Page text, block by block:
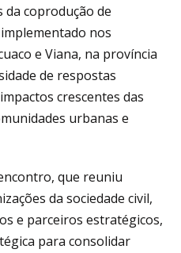
da coprodução de
nos
e Viana, na província
de respostas
crescentes das
urbanas e
que reuniu
da sociedade civil,
e parceiros estratégicos,
para consolidar